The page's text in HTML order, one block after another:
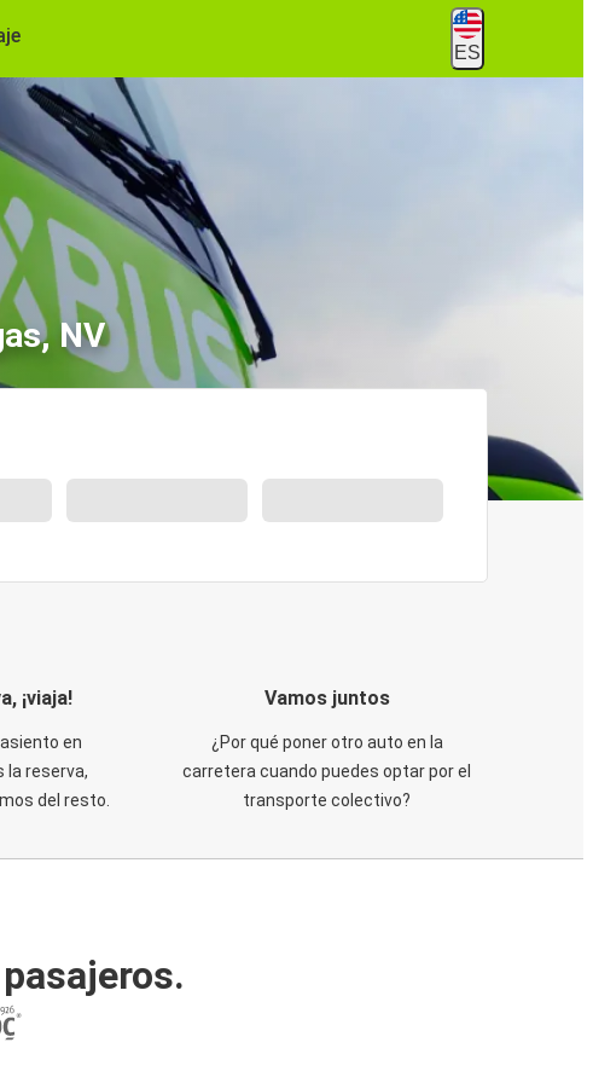
ES
NV
¡viaja!
en
la reserva,
del resto.
Vamos juntos
¿Por qué poner otro auto en la
carretera cuando puedes optar por el
transporte colectivo?